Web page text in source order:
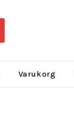
Varukorg